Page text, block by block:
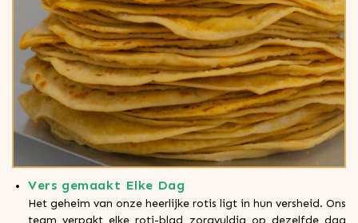
Vers gemaakt Elke Dag
Het geheim van onze heerlijke rotis ligt in hun versheid. Ons
team verpakt elke roti-blad zorgvuldig op dezelfde dag